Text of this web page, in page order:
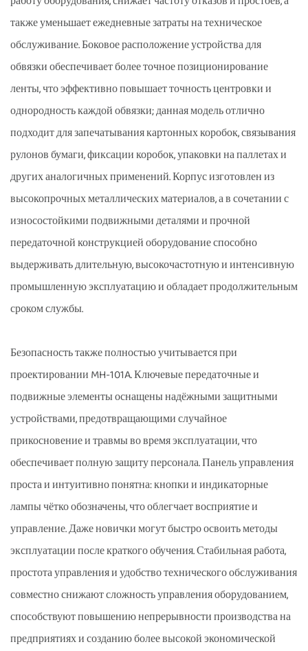
также уменьшает ежедневные затраты на техническое
обслуживание. Боковое расположение устройства для
обвязки обеспечивает более точное позиционирование
ленты, что эффективно повышает точность центровки и
однородность каждой обвязки; данная модель отлично
подходит для запечатывания картонных коробок, связывания
рулонов бумаги, фиксации коробок, упаковки на паллетах и
других аналогичных применений. Корпус изготовлен из
высокопрочных металлических материалов, а в сочетании с
износостойкими подвижными деталями и прочной
передаточной конструкцией оборудование способно
выдерживать длительную, высокочастотную и интенсивную
промышленную эксплуатацию и обладает продолжительным
сроком службы.
Безопасность также полностью учитывается при
проектировании MH-101A. Ключевые передаточные и
подвижные элементы оснащены надёжными защитными
устройствами, предотвращающими случайное
прикосновение и травмы во время эксплуатации, что
обеспечивает полную защиту персонала. Панель управления
проста и интуитивно понятна: кнопки и индикаторные
лампы чётко обозначены, что облегчает восприятие и
управление. Даже новички могут быстро освоить методы
эксплуатации после краткого обучения. Стабильная работа,
простота управления и удобство технического обслуживания
совместно снижают сложность управления оборудованием,
способствуют повышению непрерывности производства на
предприятиях и созданию более высокой экономической